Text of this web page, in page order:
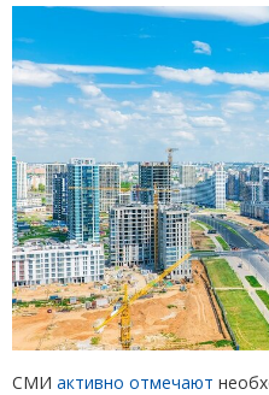
СМИ активно отмечают